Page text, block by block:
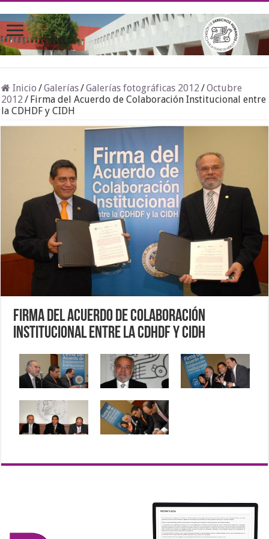
Inicio /Galerías/Galerías fotográficas 2012 /Octubre
2012 / Firma del Acuerdo de Colaboración Institucional entre
la CDHDF y CIDH
Firma del Acuerdo de Colaboración
Institucional entre la CDHDF y CIDH